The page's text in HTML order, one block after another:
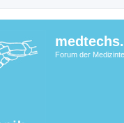
Forum der